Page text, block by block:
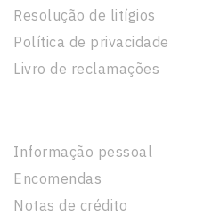
Resolução de litígios
Política de privacidade
Livro de reclamações
Informação pessoal
Encomendas
Notas de crédito